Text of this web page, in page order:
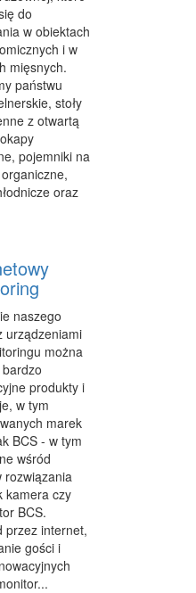
do
w obiektach
i w
mięsnych.
państwu
stoły
z otwartą
pojemniki na
oraz
naszego
urządzeniami
można
produkty i
w tym
marek
BCS - w tym
wśród
rozwiązania
kamera czy
BCS.
przez internet,
gości i